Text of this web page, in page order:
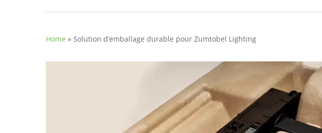
Home » Solution d’emballage durable pour Zumtobel Lighting